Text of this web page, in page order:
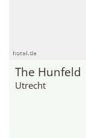
hotel.de
The Hunfeld
Utrecht